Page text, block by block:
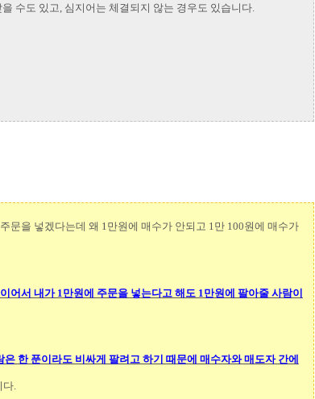
수도 있고, 심지어는 체결되지 않는 경우도 있습니다.
문을 넣겠다는데 왜 1만원에 매수가 안되고 1만 100원에 매수가
어서 내가 1만원에 주문을 넣는다고 해도 1만원에 팔아줄 사람이
한 푼이라도 비싸게 팔려고 하기 때문에 매수자와 매도자 간에
다.